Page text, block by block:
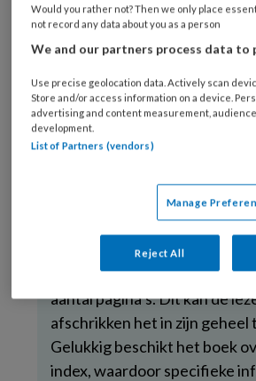
hygiënebeleid voor iedereen
Dat maakt het lezen van het
aangenaam, terwijl de
het eind van elk hoofdstuk
verdieping van onderwerpen
Hygiëne en infectiepreventie
onlosmakelijk verbonden met
opzet is rekening gehouden
leesbaarheid voor alle leden
mondzorgteam. Het is
omvangrijk boek, zowel qua
aantal pagina’s. Dit kan de
afschrikken het in zijn geheel
Gelukkig beschikt het boek
index, waardoor specifieke
Would you rather not? Then we only place
not record any data about you as a person
We and our partners process data to
Use precise geolocation data. Actively scan
Store and/or access information on a device.
advertising and content measurement,
development.
List of Partners (vendors)
Manage
Reject All